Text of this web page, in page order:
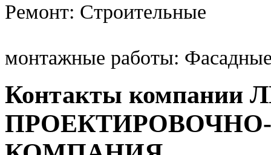
Ремонт: Строительные
монтажные работы:
Контакты